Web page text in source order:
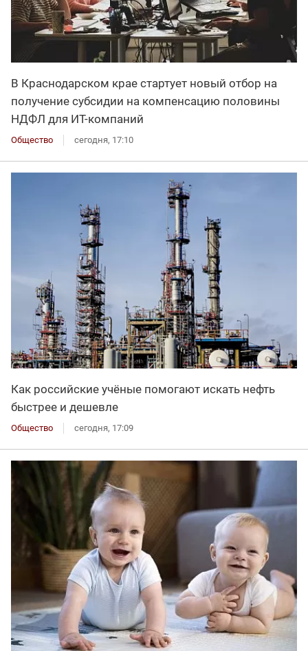
В Краснодарском крае стартует новый отбор на
получение субсидии на компенсацию половины
НДФЛ для ИT-компаний
Общество сегодня, 17:10
Как российские учёные помогают искать нефть
быстрее и дешевле
Общество сегодня, 17:09